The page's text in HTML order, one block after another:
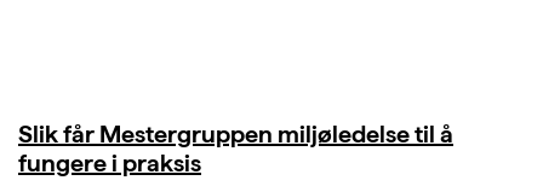
Slik får Mestergruppen miljøledelse til å
fungere i praksis